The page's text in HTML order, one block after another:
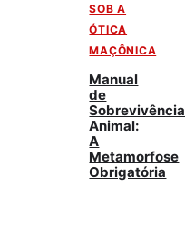
SOB A
ÓTICA
MAÇÔNICA
Manual
de
Sobrevivência
Animal:
A
Metamorfose
Obrigatória